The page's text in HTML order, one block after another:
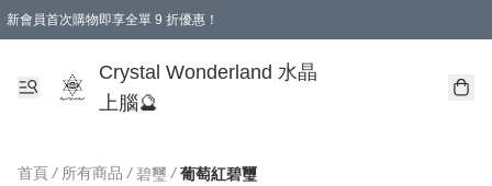
新會員首次購物即享全單 9 折優惠！
Crystal Wonderland 水晶
上腦🔮
首頁 / 所有商品 / 碧璽 / 葡萄紅碧璽